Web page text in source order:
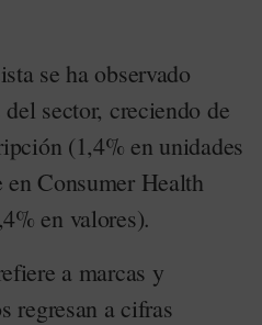
se ha observado
sector, creciendo de
(1,4% en unidades
Consumer Health
en valores).
a marcas y
regresan a cifras